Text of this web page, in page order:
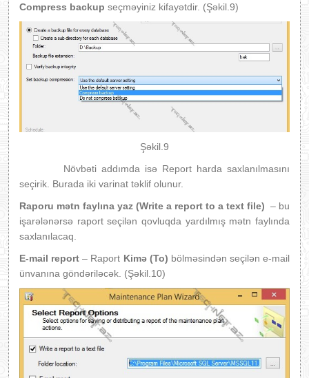
Compress backup seçməyiniz kifayətdir. (Şəkil.9)
Şəkil.9
Növbəti addımda isə Report harda saxlanılmasını
seçirik. Burada iki varinat təklif olunur.
Raporu mətn faylına yaz (Write a report to a text file) – bu
işarələnərsə raport seçilən qovluqda yardılmış mətn faylında
saxlanılacaq.
E-mail report – Raport Kimə (To) bölməsindən seçilən e-mail
ünvanına göndəriləcək. (Şəkil.10)